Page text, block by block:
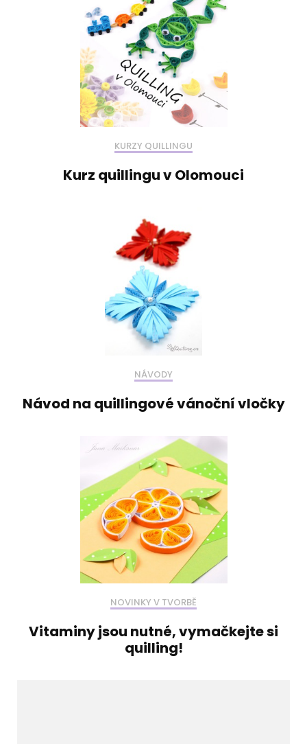
KURZY QUILLINGU
Kurz quillingu v Olomouci
NÁVODY
Návod na quillingové vánoční vločky
NOVINKY V TVORBĚ
Vitaminy jsou nutné, vymačkejte si
quilling!